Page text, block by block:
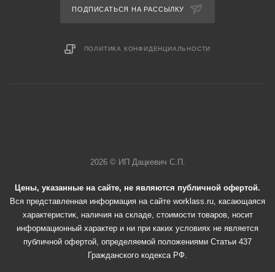
ПОДПИСАТЬСЯ НА РАССЫЛКУ
ПОЛИТИКА КОНФИДЕНЦИАЛЬНОСТИ
2026 © ИП Дацкевич С.П.
Цены, указанные на сайте, не являются публичной офертой.
Вся представленная информация на сайте worklass.ru, касающаяся
характеристик, наличия на складе, стоимости товаров, носит
информационный характер и ни при каких условиях не является
публичной офертой, определяемой положениями Статьи 437
Гражданского кодекса РФ.